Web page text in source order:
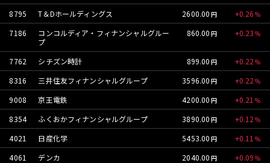
8795
T＆Dホールディングス 2600.00
0.26
7186
コンコルディア・フィナンシャルグルー
プ
860.00 0.23
7762 シチズン時計 899.00
0.22
8316
三井住友フィナンシャルグループ 3596.00
0.22
9008
京王電鉄 4200.00
0.21
8354
ふくおかフィナンシャルグループ 3890.00
0.12
4021
日産化学 5453.00
0.11
4061
デンカ 2040.00
0.09